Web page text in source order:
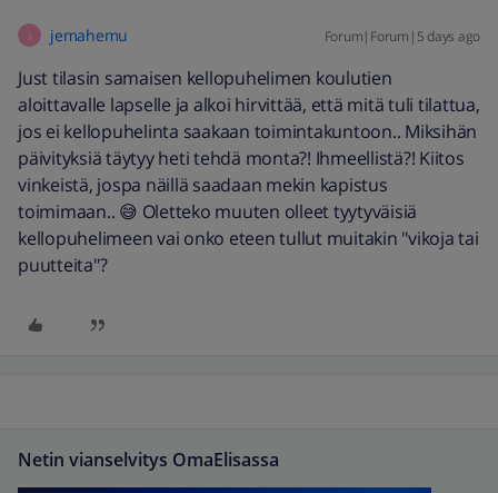
jemahemu Forum|Forum|5 days ago
Just tilasin samaisen kellopuhelimen koulutien
aloittavalle lapselle ja alkoi hirvittää, että mitä tuli tilattua,
jos ei kellopuhelinta saakaan toimintakuntoon.. Miksihän
päivityksiä täytyy heti tehdä monta?! Ihmeellistä?! Kiitos
vinkeistä, jospa näillä saadaan mekin kapistus
toimimaan.. 😅 Oletteko muuten olleet tyytyväisiä
kellopuhelimeen vai onko eteen tullut muitakin "vikoja tai
puutteita"?
Netin vianselvitys OmaElisassa